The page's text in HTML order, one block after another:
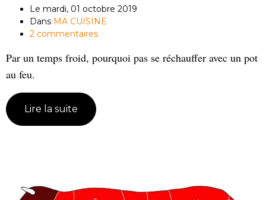
Le mardi, 01 octobre 2019
Dans MA CUISINE
2 commentaires
Par un temps froid, pourquoi pas se réchauffer avec un pot
au feu.
Lire la suite